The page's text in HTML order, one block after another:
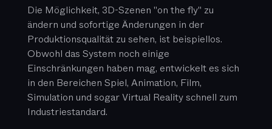
Die Möglichkeit, 3D-Szenen "on the fly" zu
ändern und sofortige Änderungen in der
Produktionsqualität zu sehen, ist beispiellos.
Obwohl das System noch einige
Einschränkungen haben mag, entwickelt es sich
in den Bereichen Spiel, Animation, Film,
Simulation und sogar Virtual Reality schnell zum
Industriestandard.